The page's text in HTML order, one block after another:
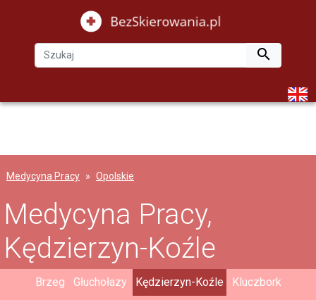

Medycyna Pracy Opolskie
Medycyna Pracy,
Kędzierzyn-Koźle
Brzeg Głuchołazy Kędzierzyn-Koźle
Kluczbork